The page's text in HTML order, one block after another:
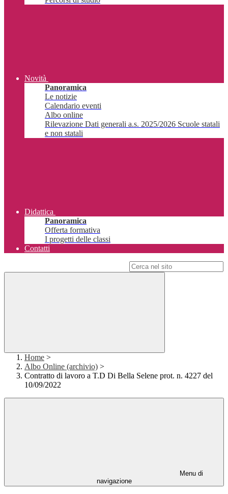
Novità
Panoramica
Le notizie
Calendario eventi
Albo online
Rilevazione Dati generali a.s. 2025/2026 Scuole statali
e non statali
Didattica
Panoramica
Offerta formativa
I progetti delle classi
Contatti
Home >
Albo Online (archivio) >
Contratto di lavoro a T.D Di Bella Selene prot. n. 4227 del
10/09/2022
Menu di
navigazione